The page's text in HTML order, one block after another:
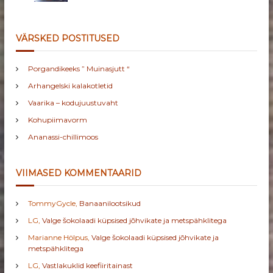
VÄRSKED POSTITUSED
Porgandikeeks ” Muinasjutt “
Arhangelski kalakotletid
Vaarika – kodujuustuvaht
Kohupiimavorm
Ananassi-chillimoos
VIIMASED KOMMENTAARID
TommyGycle Banaanilootsikud
LG ,Valge šokolaadi küpsised jõhvikate ja metspähklitega
Marianne Hölpus ,Valge šokolaadi küpsised jõhvikate ja
metspähklitega
LG ,Vastlakuklid keefiiritainast